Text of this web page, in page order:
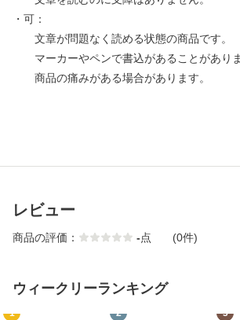
・可：
文章が問題なく読める状態の商品です。
マーカーやペンで書込があることがありま
商品の痛みがある場合があります。
レビュー
商品の評価： -点 (0件)
ウィークリーランキング
1 2 3